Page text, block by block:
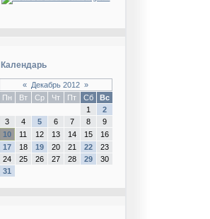
Календарь
« Декабрь 2012 »
Пн
Вт Ср Чт Пт Сб
Вс
1
2
3
4 5 6 7 8
9
10
11 12 13 14 15
16
17
18 19 20 21 22
23
24
25 26 27 28 29
30
31